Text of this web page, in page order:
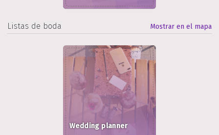
Listas de boda Mostrar en el mapa
Wedding planner